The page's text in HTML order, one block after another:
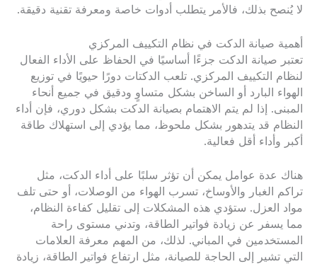
لا يُنصح بذلك، فالأمر يتطلب أدوات خاصة ومعرفة تقنية دقيقة.
أهمية صيانة الدكت في نظام التكييف المركزي
تعتبر صيانة الدكت جزءًا أساسيًا في الحفاظ على الأداء الفعال
لنظام التكييف المركزي. تلعب الدكتات دورًا حيويًا في توزيع
الهواء البارد أو الساخن بشكل متساوٍ ودقيق في جميع أنحاء
المبنى. إذا لم يتم الاهتمام بصيانة الدكت بشكل دوري، فإن أداء
النظام قد يتدهور بشكل ملحوظ، مما يؤدي إلى استهلاك طاقة
أكبر وأداء أقل فعالية.
هناك عدة عوامل يمكن أن تؤثر سلبًا على أداء الدكت، مثل
تراكم الغبار والأوساخ، تسرب الهواء من الوصلات، أو حتى تلف
مواد العزل. ستؤدي هذه المشكلات إلى تقليل كفاءة النظام،
مما يسفر عن زيادة فواتير الطاقة، وتدني مستوى راحة
المستخدمين في المباني. لذلك، من المهم معرفة العلامات
التي تشير إلى الحاجة للصيانة، مثل ارتفاع فواتير الطاقة، زيادة